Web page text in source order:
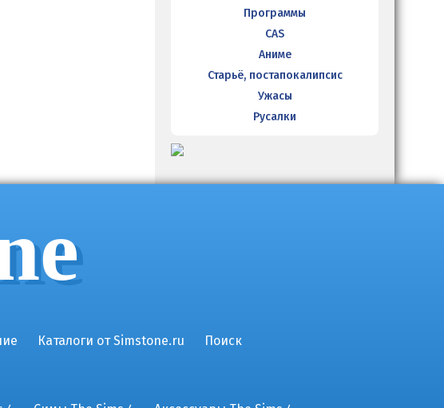
Программы
CAS
Аниме
Старьё, постапокалипсис
Ужасы
Русалки
Каталоги от Simstone.ru Поиск